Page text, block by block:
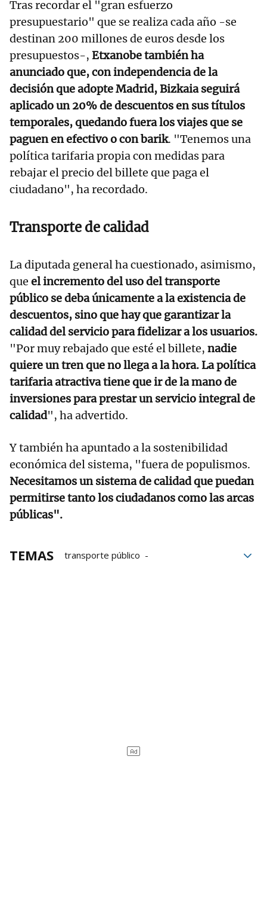
Tras recordar el "gran esfuerzo
presupuestario" que se realiza cada año -se
destinan 200 millones de euros desde los
presupuestos-, Etxanobe también ha
anunciado que, con independencia de la
decisión que adopte Madrid, Bizkaia seguirá
aplicado un 20% de descuentos en sus títulos
temporales, quedando fuera los viajes que se
paguen en efectivo o con barik. "Tenemos una
política tarifaria propia con medidas para
rebajar el precio del billete que paga el
ciudadano", ha recordado.
Transporte de calidad
La diputada general ha cuestionado, asimismo,
que el incremento del uso del transporte
público se deba únicamente a la existencia de
descuentos, sino que hay que garantizar la
calidad del servicio para fidelizar a los usuarios.
"Por muy rebajado que esté el billete, nadie
quiere un tren que no llega a la hora. La política
tarifaria atractiva tiene que ir de la mano de
inversiones para prestar un servicio integral de
calidad", ha advertido.
Y también ha apuntado a la sostenibilidad
económica del sistema, "fuera de populismos.
Necesitamos un sistema de calidad que puedan
permitirse tanto los ciudadanos como las arcas
públicas".
TEMAS
transporte público